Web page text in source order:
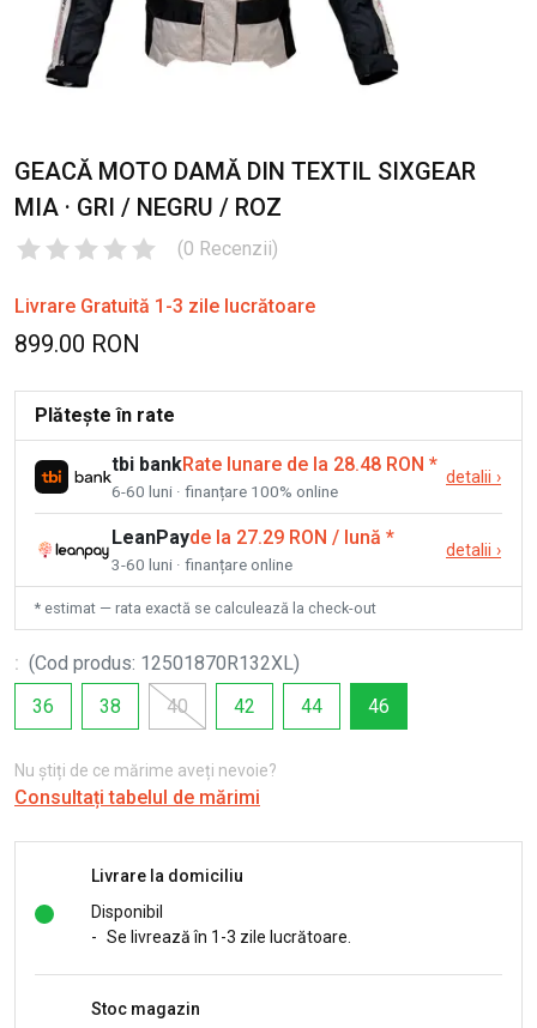
GEACĂ MOTO DAMĂ DIN TEXTIL SIXGEAR
MIA · GRI / NEGRU / ROZ
(0 Recenzii)
Livrare Gratuită 1-3 zile lucrătoare
899.00 RON
Plătește în rate
tbi bankRate lunare de la 28.48 RON *
6-60 luni · finanțare 100% online
detalii ›
LeanPayde la 27.29 RON / lună *
3-60 luni · finanțare online
detalii ›
* estimat — rata exactă se calculează la check-out
: (Cod produs: 12501870R132XL)
36
38 40 42 44 46
Nu știți de ce mărime aveți nevoie?
Consultați tabelul de mărimi
Livrare la domiciliu
Disponibil
- Se livrează în 1-3 zile lucrătoare.
Stoc magazin